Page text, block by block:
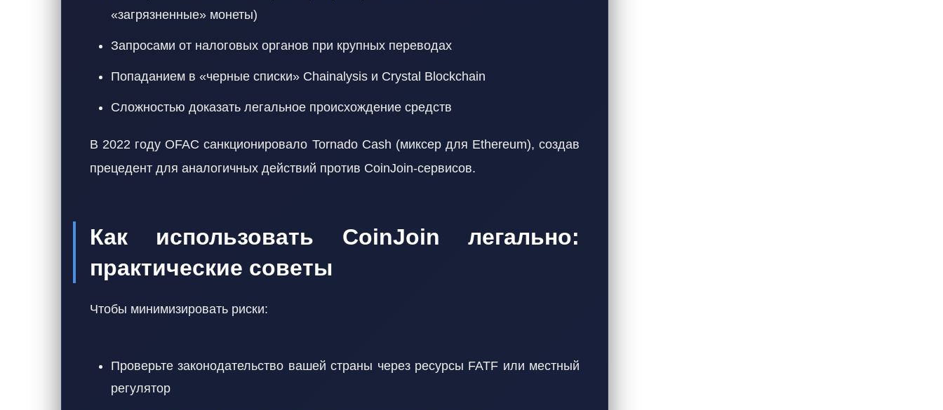
«загрязненные» монеты)
Запросами от налоговых органов при крупных переводах
Попаданием в «черные списки» Chainalysis и Crystal Blockchain
Сложностью доказать легальное происхождение средств
В 2022 году OFAC санкционировало Tornado Cash (миксер для Ethereum), создав
прецедент для аналогичных действий против CoinJoin-сервисов.
Как использовать CoinJoin легально:
практические советы
Чтобы минимизировать риски:
Проверьте законодательство вашей страны через ресурсы FATF или местный
регулятор